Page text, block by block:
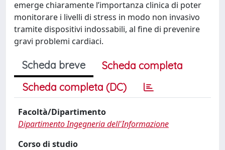
emerge chiaramente l’importanza clinica di poter
monitorare i livelli di stress in modo non invasivo
tramite dispositivi indossabili, al fine di prevenire
gravi problemi cardiaci.
Scheda breve
Scheda completa
Scheda completa (DC)
Facoltà/Dipartimento
Dipartimento Ingegneria dell'Informazione
Corso di studio